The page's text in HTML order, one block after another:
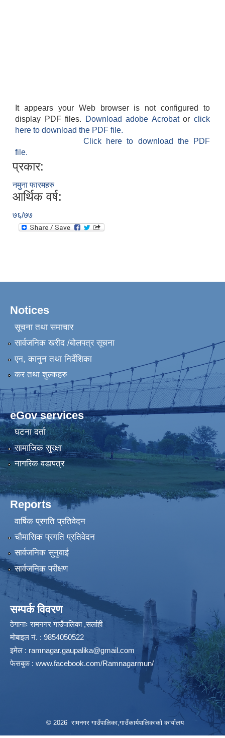
It appears your Web browser is not configured to
display PDF files.
Download adobe Acrobatorclick
here to download the PDF file.
Click here to download the PDF
file.
प्रकार:
नमुना फारमहरु
आर्थिक वर्ष:
७६/७७
Notices
सूचना तथा समाचार
सार्वजनिक खरीद /बोलपत्र सूचना
एन, कानुन तथा निर्देशिका
कर तथा शुल्कहरु
eGov services
घटना दर्ता
सामाजिक सुरक्षा
नागरिक वडापत्र
Reports
वार्षिक प्रगति प्रतिवेदन
चौमासिक प्रगति प्रतिवेदन
सार्वजनिक सुनुवाई
सार्वजनिक परीक्षण
सम्पर्क विवरण
ठेगानाः रामनगर गाउँपालिका ,सर्लाही
माेबाइल न‌ं. : 9854050522
इमेल : ramnagar.gaupalika@gmail.com
फेसबुक : www.facebook.com/Ramnagarmun/
© 2026 रामनगर गाउँपालिका,गाउँकार्यपालिकाको कार्यालय